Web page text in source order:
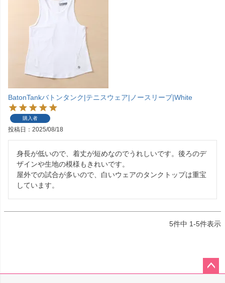
BatonTankバトンタンク|テニスウェア|ノースリーブ|White
購入者
投稿日 2025/08/18
身長が低いので、着丈が短めなのでうれしいです。後ろのデ
ザインや生地の模様もきれいです。
屋外での試合が多いので、白いウェアのタンクトップは重宝
しています。
5件中 1-5件表示